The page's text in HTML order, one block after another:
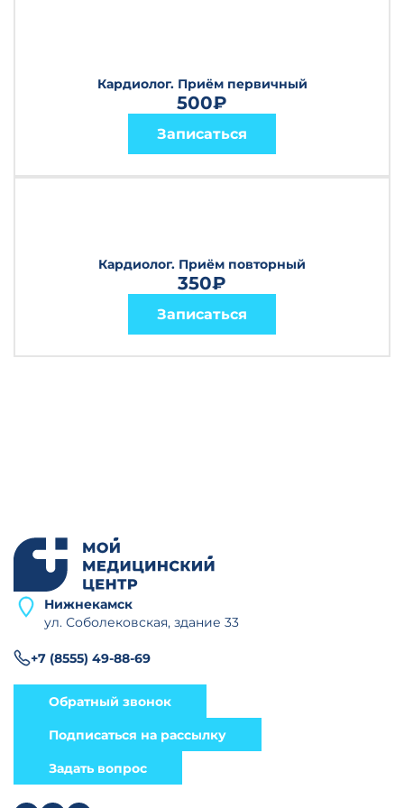
Кардиолог. Приём первичный
500₽
Записаться
Кардиолог. Приём повторный
350₽
Записаться
+7 (8555) 49-88-69
Нижнекамск
ул. Соболековская, здание 33
Обратный звонок
Подписаться на рассылку
Задать вопрос